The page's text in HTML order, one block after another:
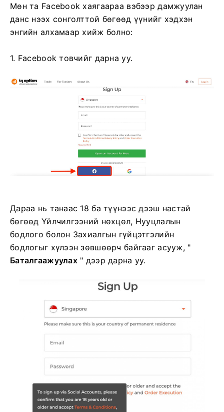
Мөн та Facebook хаягаараа вэбээр дамжуулан
данс нээх сонголттой бөгөөд үүнийг хэдхэн
энгийн алхамаар хийж болно:
1. Facebook товчийг дарна уу.
Дараа нь танаас 18 ба түүнээс дээш настай
бөгөөд Үйлчилгээний нөхцөл, Нууцлалын
бодлого болон Захиалгын гүйцэтгэлийн
бодлогыг хүлээн зөвшөөрч байгааг асууж, "
Баталгаажуулах" дээр дарна уу.